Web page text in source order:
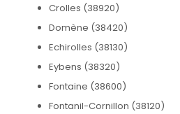
Crolles (38920)
Domène (38420)
Echirolles (38130)
Eybens (38320)
Fontaine (38600)
Fontanil-Cornillon (38120)